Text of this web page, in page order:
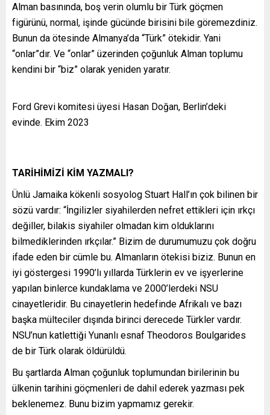
Alman basınında, boş verin olumlu bir Türk göçmen
figürünü, normal, işinde gücünde birisini bile göremezdiniz.
Bunun da ötesinde Almanya’da “Türk” ötekidir. Yani
“onlar”dır. Ve “onlar” üzerinden çoğunluk Alman toplumu
kendini bir “biz” olarak yeniden yaratır.
Ford Grevi komitesi üyesi Hasan Doğan, Berlin’deki
evinde. Ekim 2023
TARİHİMİZİ KİM YAZMALI?
Ünlü Jamaika kökenli sosyolog Stuart Hall’ın çok bilinen bir
sözü vardır: “İngilizler siyahilerden nefret ettikleri için ırkçı
değiller, bilakis siyahiler olmadan kim olduklarını
bilmediklerinden ırkçılar.” Bizim de durumumuzu çok doğru
ifade eden bir cümle bu. Almanların ötekisi biziz. Bunun en
iyi göstergesi 1990’lı yıllarda Türklerin ev ve işyerlerine
yapılan binlerce kundaklama ve 2000’lerdeki NSU
cinayetleridir. Bu cinayetlerin hedefinde Afrikalı ve bazı
başka mülteciler dışında birinci derecede Türkler vardır.
NSU’nun katlettiği Yunanlı esnaf Theodoros Boulgarides
de bir Türk olarak öldürüldü.
Bu şartlarda Alman çoğunluk toplumundan birilerinin bu
ülkenin tarihini göçmenleri de dahil ederek yazması pek
beklenemez. Bunu bizim yapmamız gerekir.